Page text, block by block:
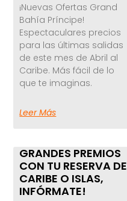
¡Nuevas Ofertas Grand
Bahía Príncipe!
Espectaculares precios
para las últimas salidas
de este mes de Abril al
Caribe. Más fácil de lo
que te imaginas.
Leer Más
GRANDES PREMIOS
CON TU RESERVA DE
CARIBE O ISLAS,
INFÓRMATE!